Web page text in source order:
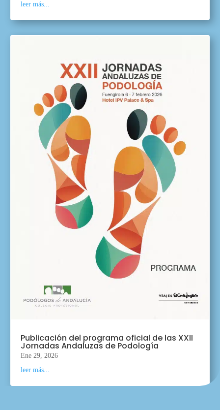
leer más...
Publicación del programa oficial de las XXII
Jornadas Andaluzas de Podología
Ene 29, 2026
leer más...